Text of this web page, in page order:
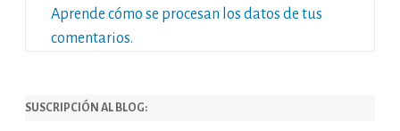
Aprende cómo se procesan los datos de tus
comentarios.
SUSCRIPCIÓN AL BLOG: